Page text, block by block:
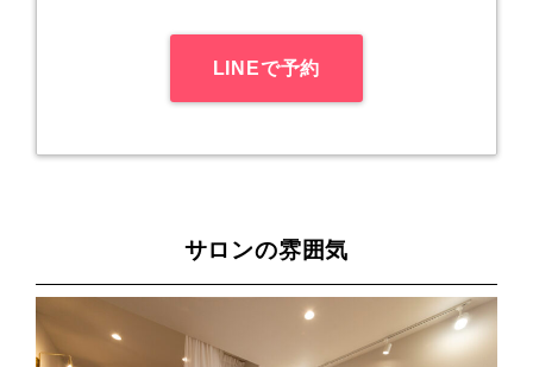
LINEで予約
サロンの雰囲気